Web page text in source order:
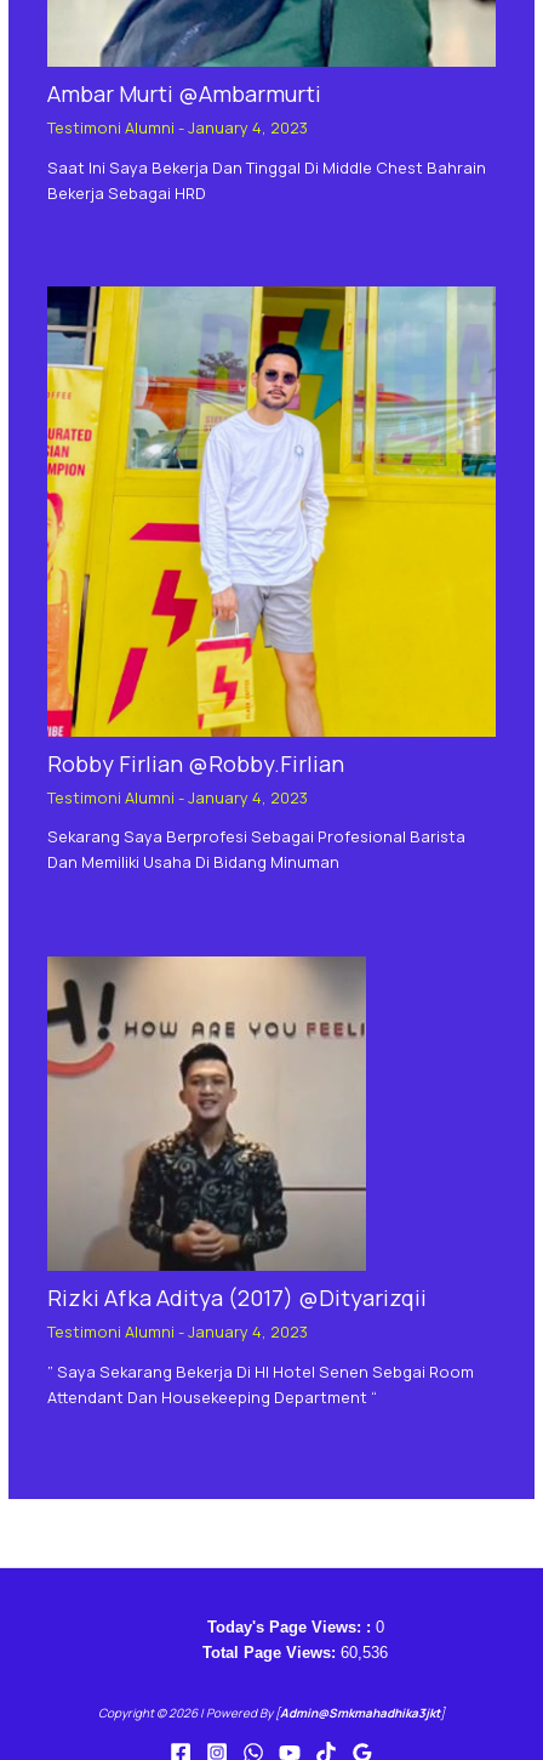
Ambar Murti @Ambarmurti
Testimoni Alumni -January 4, 2023
Saat Ini Saya Bekerja Dan Tinggal Di Middle Chest Bahrain
Bekerja Sebagai HRD
Robby Firlian @Robby.Firlian
Testimoni Alumni -January 4, 2023
Sekarang Saya Berprofesi Sebagai Profesional Barista
Dan Memiliki Usaha Di Bidang Minuman
Rizki Afka Aditya (2017) @Dityarizqii
Testimoni Alumni -January 4, 2023
” Saya Sekarang Bekerja Di HI Hotel Senen Sebgai Room
Attendant Dan Housekeeping Department “
Today's Page Views: : 0
Total Page Views: 60,536
Copyright © 2026 | Powered By [Admin@smkmahadhika3jkt]